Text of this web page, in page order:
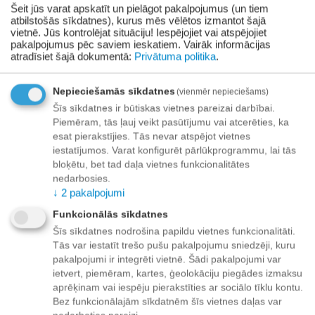
Paziņot man, kad prece ir noliktavā
Pievienot vēlmju sarakstam
Piegāde
Preču izsniegšanas punktos -bezmaksas!
Līdz dzīvokļa durvīm no 35.00 eur bezmaksas!
Līdz 34.99 EUR piegādes maksa:
Venipak kurjers - 3.90 EUR
Omniva pakomāts - 3.20 EUR
Apmaksa
Šeit jūs varat apskatīt un pielāgot pakalpojumus (un tiem
atbilstošās sīkdatnes), kurus mēs vēlētos izmantot šajā
vietnē. Jūs kontrolējat situāciju! Iespējojiet vai atspējojiet
pakalpojumus pēc saviem ieskatiem. Vairāk informācijas
atradīsiet šajā dokumentā: Privātuma politika.
Nepieciešamās sīkdatnes (vienmēr nepieciešams)
Šīs sīkdatnes ir būtiskas vietnes pareizai darbībai.
Piemēram, tās ļauj veikt pasūtījumu vai atcerēties, ka
esat pierakstījies. Tās nevar atspējot vietnes
iestatījumos. Varat konfigurēt pārlūkprogrammu, lai tās
bloķētu, bet tad daļa vietnes funkcionalitātes
nedarbosies.
↓ 2 pakalpojumi
Funkcionālās sīkdatnes
Šīs sīkdatnes nodrošina papildu vietnes funkcionalitāti.
Tās var iestatīt trešo pušu pakalpojumu sniedzēji, kuru
pakalpojumi ir integrēti vietnē. Šādi pakalpojumi var
ietvert, piemēram, kartes, ģeolokāciju piegādes izmaksu
aprēķinam vai iespēju pierakstīties ar sociālo tīklu kontu.
Bez funkcionālajām sīkdatnēm šīs vietnes daļas var